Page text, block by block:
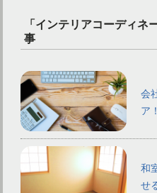
「インテリアコーディ
事
会
ア
和
せ